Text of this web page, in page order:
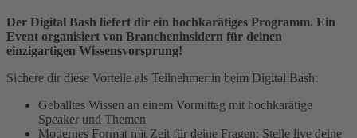
Der Digital Bash liefert dir ein hochkarätiges Programm. Ein
Event organisiert von Brancheninsidern für deinen
einzigartigen Wissensvorsprung!
Sichere dir diese Vorteile als Teilnehmer:in beim Digital Bash:
Geballtes Wissen an einem Vormittag mit hochkarätige
Speaker und Themen
Modernes Format mit Zeit für deine Fragen: Stelle live deine